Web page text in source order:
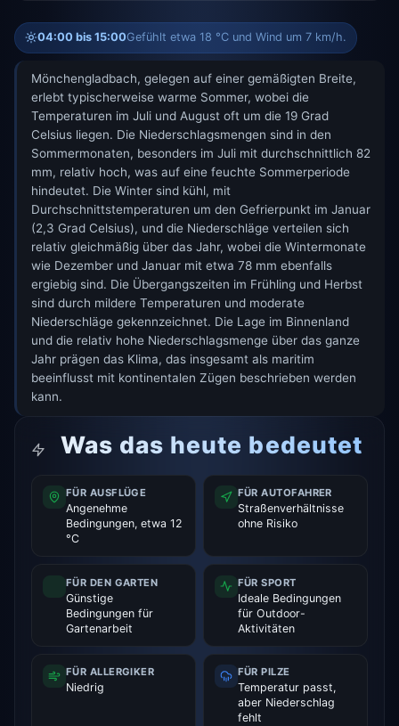
04:00 bis 15:00Gefühlt etwa 18 °C und Wind um 7 km/h.
Mönchengladbach, gelegen auf einer gemäßigten Breite,
erlebt typischerweise warme Sommer, wobei die
Temperaturen im Juli und August oft um die 19 Grad
Celsius liegen. Die Niederschlagsmengen sind in den
Sommermonaten, besonders im Juli mit durchschnittlich 82
mm, relativ hoch, was auf eine feuchte Sommerperiode
hindeutet. Die Winter sind kühl, mit
Durchschnittstemperaturen um den Gefrierpunkt im Januar
(2,3 Grad Celsius), und die Niederschläge verteilen sich
relativ gleichmäßig über das Jahr, wobei die Wintermonate
wie Dezember und Januar mit etwa 78 mm ebenfalls
ergiebig sind. Die Übergangszeiten im Frühling und Herbst
sind durch mildere Temperaturen und moderate
Niederschläge gekennzeichnet. Die Lage im Binnenland
und die relativ hohe Niederschlagsmenge über das ganze
Jahr prägen das Klima, das insgesamt als maritim
beeinflusst mit kontinentalen Zügen beschrieben werden
kann.
Was das heute bedeutet
FÜR AUSFLÜGE
Angenehme
Bedingungen, etwa 12
°C
FÜR AUTOFAHRER
Straßenverhältnisse
ohne Risiko
FÜR DEN GARTEN
Günstige
Bedingungen für
Gartenarbeit
FÜR SPORT
Ideale Bedingungen
für Outdoor-
Aktivitäten
FÜR ALLERGIKER
Niedrig
FÜR PILZE
Temperatur passt,
aber Niederschlag
fehlt